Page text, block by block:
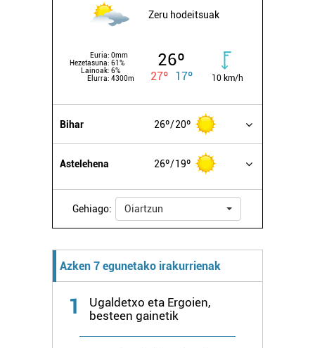
Zeru hodeitsuak
Euria: 0mm
Hezetasuna: 61%
Lainoak: 6%
Elurra: 4300m
26º
27º 17º 10 km/h
Bihar 26º 20º
Astelehena 26º 19º
Gehiago: Oiartzun
Azken 7 egunetako irakurrienak
1
Ugaldetxo eta Ergoien,
besteen gainetik